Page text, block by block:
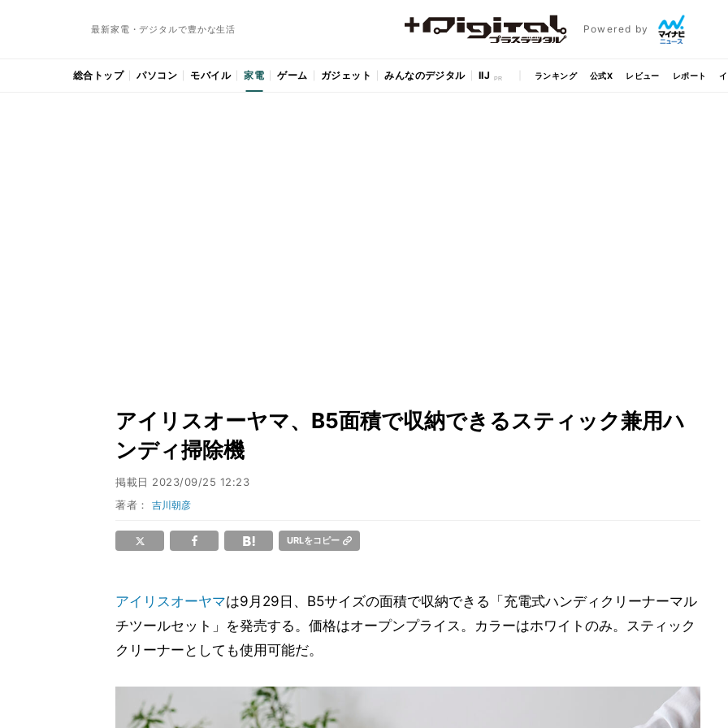
最新家電・デジタルで豊かな生活 Powered by
総合トップ パソコン モバイル 家電 ゲーム ガジェット みんなのデジタル IIJ ランキング 公式X レビュー レポート
アイリスオーヤマ、B5面積で収納できるスティック兼用ハ
ンディ掃除機
掲載日 2023/09/25 12:23
著者：吉川朝彦
URLをコピー
アイリスオーヤマは9月29日、B5サイズの面積で収納できる「充電式ハンディクリーナーマル
チツールセット」を発売する。価格はオープンプライス。カラーはホワイトのみ。スティック
クリーナーとしても使用可能だ。